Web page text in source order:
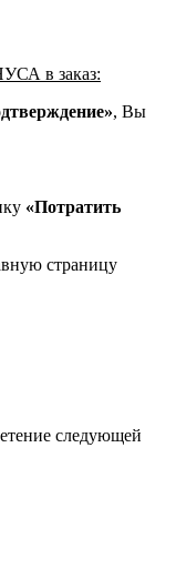
в заказ:
, Вы
«Потратить
страницу
следующей